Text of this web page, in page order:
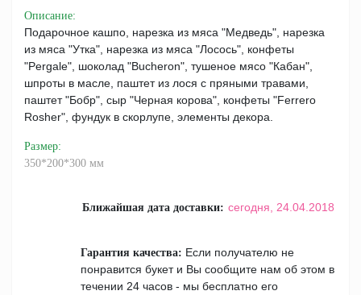
Описание:
Подарочное кашпо, нарезка из мяса "Медведь", нарезка
из мяса "Утка", нарезка из мяса "Лосось", конфеты
"Pergale", шоколад "Bucheron", тушеное мясо "Кабан",
шпроты в масле, паштет из лося с пряными травами,
паштет "Бобр", сыр "Черная корова", конфеты "Ferrero
Rosher", фундук в скорлупе, элементы декора.
Размер:
350*200*300 мм
Ближайшая дата доставки: сегодня, 24.04.2018
Гарантия качества: Если получателю не
понравится букет и Вы сообщите нам об этом в
течении 24 часов - мы бесплатно его